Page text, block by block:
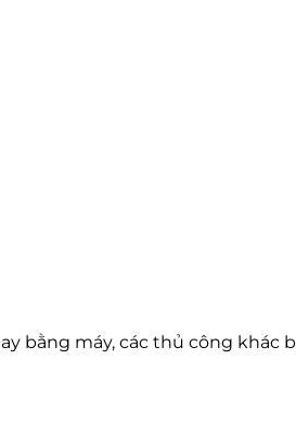
bằng máy, các thủ công khác